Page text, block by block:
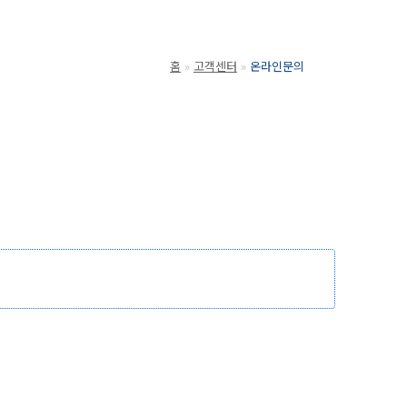
홈 고객센터 온라인문의